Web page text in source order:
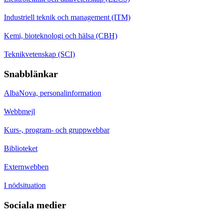
Industriell teknik och management (ITM)
Kemi, bioteknologi och hälsa (CBH)
Teknikvetenskap (SCI)
Snabblänkar
AlbaNova, personalinformation
Webbmejl
Kurs-, program- och gruppwebbar
Biblioteket
Externwebben
I nödsituation
Sociala medier